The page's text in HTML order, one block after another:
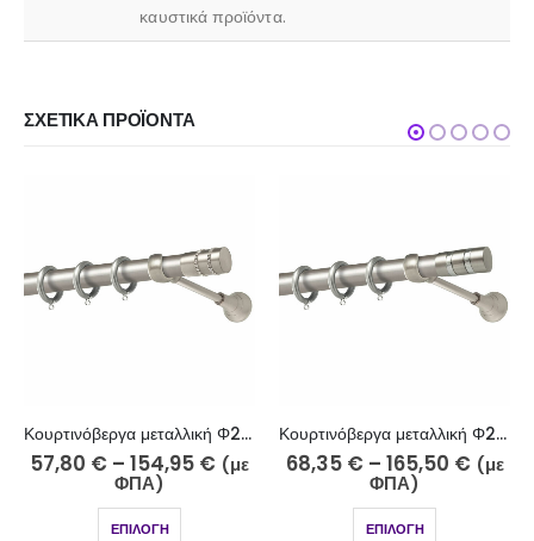
καυστικά προϊόντα.
ΣΧΕΤΙΚΆ ΠΡΟΪΌΝΤΑ
Κουρτινόβεργα μεταλλική Φ25 νίκελ ματ Κεφαλονιά Κ42-2510-5
68,35€ – 165,50 € (με
ΦΠΑ)
ΕΠΙΛΟΓΉ
Κουρτινόβεργα μεταλλική Φ25 ελιάς ανοιχτό-ελιάς σκούρο Κρήτη Κ40/2-2526-27
77,10 € – 195,20 € (με
ΦΠΑ)
ΕΠΙΛΟΓΉ